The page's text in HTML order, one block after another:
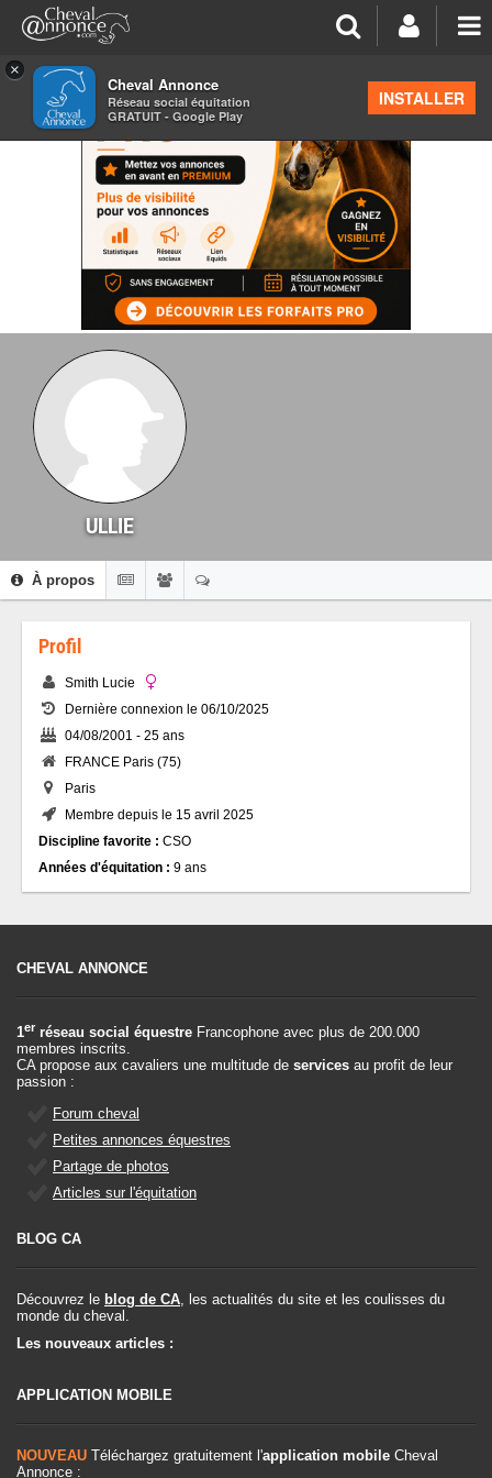
×
Cheval Annonce
Réseau social équitation
GRATUIT - Google Play
INSTALLER
ULLIE
À propos
Profil
Smith Lucie
Dernière connexion le 06/10/2025
04/08/2001 - 25 ans
FRANCE Paris (75)
Paris
Membre depuis le 15 avril 2025
Discipline favorite : CSO
Années d'équitation : 9 ans
CHEVAL ANNONCE
1er réseau social équestre Francophone avec plus de 200.000
membres inscrits.
CA propose aux cavaliers une multitude de services au profit de leur
passion :
Forum cheval
Petites annonces équestres
Partage de photos
Articles sur l'équitation
BLOG CA
Découvrez le blog de CA, les actualités du site et les coulisses du
monde du cheval.
Les nouveaux articles :
APPLICATION MOBILE
NOUVEAU Téléchargez gratuitement l'application mobile Cheval
Annonce :